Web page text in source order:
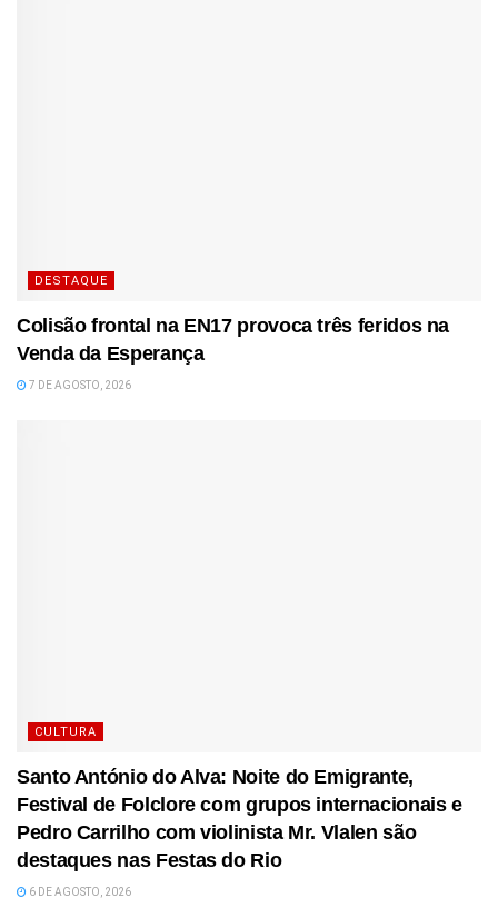
DESTAQUE
Colisão frontal na EN17 provoca três feridos na
Venda da Esperança
7 DE AGOSTO, 2026
CULTURA
Santo António do Alva: Noite do Emigrante,
Festival de Folclore com grupos internacionais e
Pedro Carrilho com violinista Mr. Vlalen são
destaques nas Festas do Rio
6 DE AGOSTO, 2026